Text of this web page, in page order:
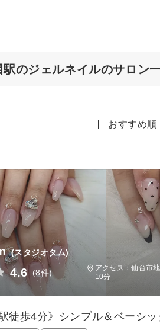
のジェルネイルのサロン
おすすめ順
(スタジオタム)
4.6 (8件)
アクセス：仙台市
10分
駅徒歩4分》シンプル＆ベーシ